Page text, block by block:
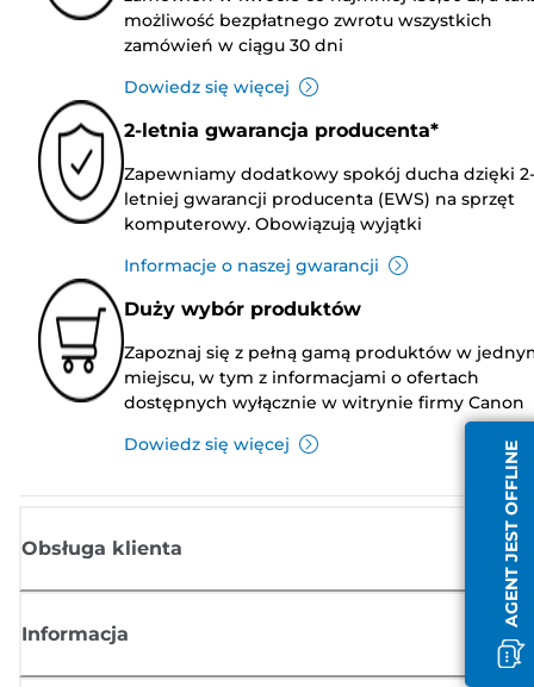
AGENT JEST OFFLINE
możliwość bezpłatnego zwrotu wszystkich
zamówień w ciągu 30 dni
Dowiedz się więcej
2-letnia gwarancja producenta*
Zapewniamy dodatkowy spokój ducha dzięki 2-
letniej gwarancji producenta (EWS) na sprzęt
komputerowy. Obowiązują wyjątki
Informacje o naszej gwarancji
Duży wybór produktów
Zapoznaj się z pełną gamą produktów w
miejscu, w tym z informacjami o ofertach
dostępnych wyłącznie w witrynie firmy Canon
Dowiedz się więcej
Obsługa klienta
Informacja